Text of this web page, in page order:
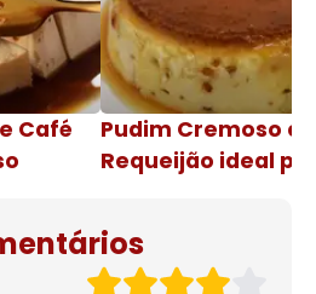
Café
Pudim Cremoso
Requeijão ideal